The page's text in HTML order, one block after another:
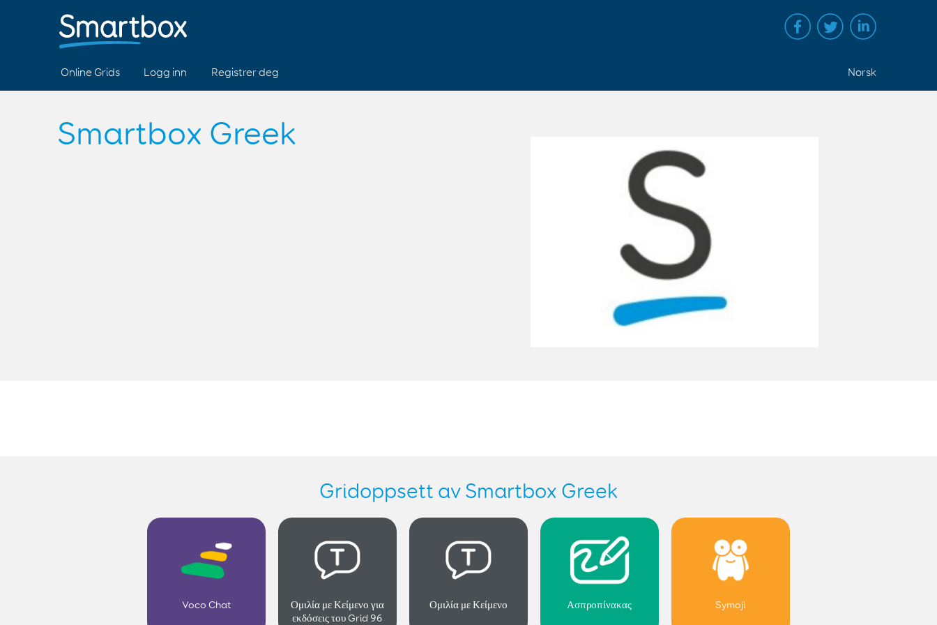
Online Grids Logg inn Registrer deg Norsk
Smartbox Greek
Gridoppsett av Smartbox Greek
Voco Chat
Ομιλία με Κείμενο για
εκδόσεις του Grid 96
Ομιλία με Κείμενο Ασπροπίνακας Symoji